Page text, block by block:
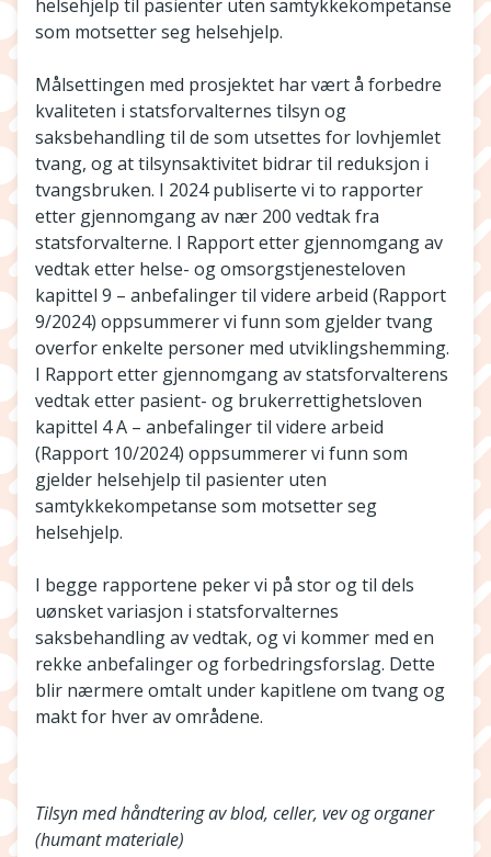
helsehjelp til pasienter uten samtykkekompetanse
som motsetter seg helsehjelp.
Målsettingen med prosjektet har vært å forbedre
kvaliteten i statsforvalternes tilsyn og
saksbehandling til de som utsettes for lovhjemlet
tvang, og at tilsynsaktivitet bidrar til reduksjon i
tvangsbruken. I 2024 publiserte vi to rapporter
etter gjennomgang av nær 200 vedtak fra
statsforvalterne. I Rapport etter gjennomgang av
vedtak etter helse- og omsorgstjenesteloven
kapittel 9 – anbefalinger til videre arbeid (Rapport
9/2024) oppsummerer vi funn som gjelder tvang
overfor enkelte personer med utviklingshemming.
I Rapport etter gjennomgang av statsforvalterens
vedtak etter pasient- og brukerrettighetsloven
kapittel 4 A – anbefalinger til videre arbeid
(Rapport 10/2024) oppsummerer vi funn som
gjelder helsehjelp til pasienter uten
samtykkekompetanse som motsetter seg
helsehjelp.
I begge rapportene peker vi på stor og til dels
uønsket variasjon i statsforvalternes
saksbehandling av vedtak, og vi kommer med en
rekke anbefalinger og forbedringsforslag. Dette
blir nærmere omtalt under kapitlene om tvang og
makt for hver av områdene.
Tilsyn med håndtering av blod, celler, vev og organer
(humant materiale)